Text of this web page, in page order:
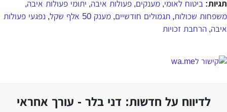
תגיות: ביטוח לאומי, מענקים, פעולות איבה, יתומי פעולות איבה,
משפחות שכולות, תגמולים חודשיים, מענק 50 אלף שקל , נפגעי פעולות
איבה, הרחבת זכויות
לדיווח על חדשות: דני בלר - עורך אחראי